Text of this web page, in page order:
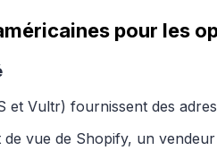
pour les
Vultr) fournissent des
vue de Shopify, un